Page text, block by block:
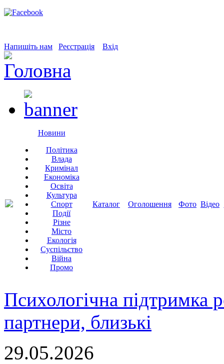
Напишіть нам Реєстрація Вхід
Новини
Політика
Влада
Кримінал
Економіка
Освіта
Культура
Спорт
Події
Різне
Місто
Екологія
Суспільство
Війна
Промо
Каталог Оголошення Фото Відео
Психологічна підтримка
партнери, близькі
29.05.2026